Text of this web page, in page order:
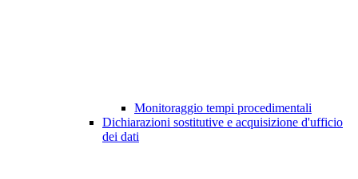
Monitoraggio tempi procedimentali
Dichiarazioni sostitutive e acquisizione d'ufficio
dei dati